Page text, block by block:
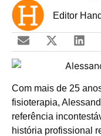
Editor
Com mais de 25
fisioterapia,
referência
história profissional